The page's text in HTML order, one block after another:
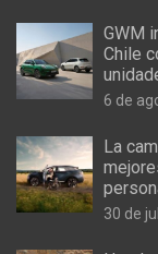
GWM
Chile
6 de
La
30 de